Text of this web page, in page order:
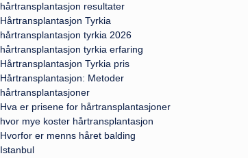
hårtransplantasjon resultater
Hårtransplantasjon Tyrkia
hårtransplantasjon tyrkia 2026
hårtransplantasjon tyrkia erfaring
Hårtransplantasjon Tyrkia pris
Hårtransplantasjon: Metoder
hårtransplantasjoner
Hva er prisene for hårtransplantasjoner
hvor mye koster hårtransplantasjon
Hvorfor er menns håret balding
Istanbul